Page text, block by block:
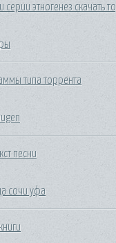
серии этногенез скачать
типа торрента
песни
сочи уфа